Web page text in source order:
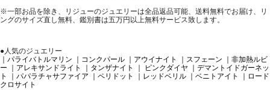
※一部お品を除き、リジューのジュエリーは全品返品可能、送料無料でお届け、リ
ングのサイズ直し無料、鑑別書は五万円以上無料サービス致します。
●人気のジュエリー
｜パライバトルマリン
｜コンクパール ｜アウイナイト ｜スフェーン
｜非加熱ルビ
ー
｜アレキサンドライト ｜タンザナイト ｜ ピンクダイヤ
｜デマントイドガーネッ
ト
｜パパラチャサファイア ｜ペリドット ｜レッドベリル ｜ベニトアイト
｜ロード
クロサイト